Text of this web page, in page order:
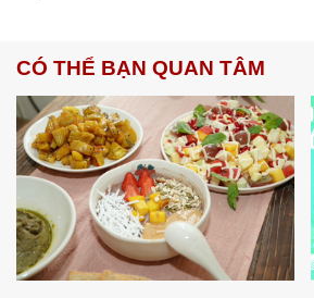
CÓ THỂ BẠN QUAN TÂM